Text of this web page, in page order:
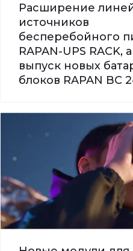
Расширение
источников
бесперебойного
RAPAN-UPS RACK,
выпуск новых
блоков RAPAN BC